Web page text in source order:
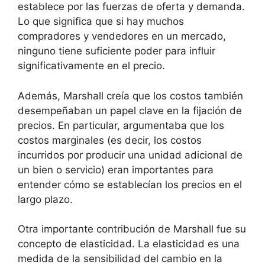
establece por las fuerzas de oferta y demanda.
Lo que significa que si hay muchos
compradores y vendedores en un mercado,
ninguno tiene suficiente poder para influir
significativamente en el precio.
Además, Marshall creía que los costos también
desempeñaban un papel clave en la fijación de
precios. En particular, argumentaba que los
costos marginales (es decir, los costos
incurridos por producir una unidad adicional de
un bien o servicio) eran importantes para
entender cómo se establecían los precios en el
largo plazo.
Otra importante contribución de Marshall fue su
concepto de elasticidad. La elasticidad es una
medida de la sensibilidad del cambio en la